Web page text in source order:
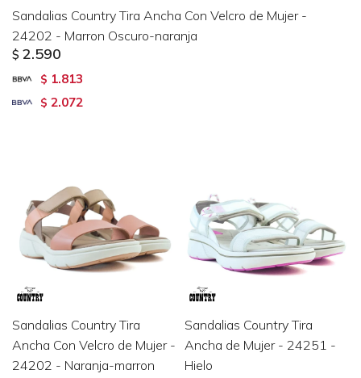
Sandalias Country Tira Ancha Con Velcro de Mujer -
24202 - Marron Oscuro-naranja
$ 2.590
$ 1.813
$ 2.072
Sandalias Country Tira
Ancha Con Velcro de Mujer -
24202 - Naranja-marron
Sandalias Country Tira
Ancha de Mujer - 24251 -
Hielo